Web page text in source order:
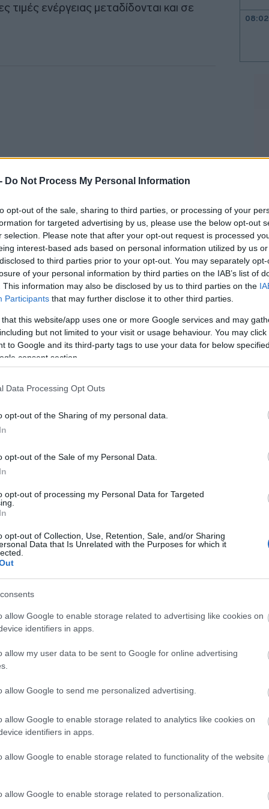
Do Not Process My Personal Information
opt-out of the sale, sharing to third parties, or processing of your
for targeted advertising by us, please use the below opt-out
selection. Please note that after your opt-out request is processed
interest-based ads based on personal information utilized by us
to third parties prior to your opt-out. You may separately
of your personal information by third parties on the IAB’s list of
This information may also be disclosed by us to third parties on the
Participants that may further disclose it to other third parties.
that this website/app uses one or more Google services and may
but not limited to your visit or usage behaviour. You may
to Google and its third-party tags to use your data for below
consent section.
Data Processing Opt Outs
opt-out of the Sharing of my personal data.
opt-out of the Sale of my Personal Data.
opt-out of processing my Personal Data for Targeted
opt-out of Collection, Use, Retention, Sale, and/or Sharing
Data that Is Unrelated with the Purposes for which it
allow Google to enable storage related to advertising like cookies on
identifiers in apps.
allow my user data to be sent to Google for online advertising
allow Google to send me personalized advertising.
allow Google to enable storage related to analytics like cookies on
identifiers in apps.
allow Google to enable storage related to functionality of the website
allow Google to enable storage related to personalization.
ενέργειας μεταδίδονται και σε
πληθωρισμό της Ευρωζώνηςη μόνη
να είναι ανοδική, αν και με σταδιακό
και ηαπουσία ουσιαστικής
στις υψηλότερες τιμές ενέργειας, σε
η μετακύλιση του αυξημένου
στην τελική κατανάλωση θα είναι
δεν έχουν ούτε τη δυνατότητα ούτε
υψηλότερες τιμές
περιβάλλον είναι πολύ διαφορετικό
επιθετικές αυξήσεις επιτοκίων,
η ΕΚΤ αναμένεται να προχωρήσει σε
κίνηση.Ο κίνδυνος να μην γίνει τίποτα
08:02
07:36
07:16
07:10
23:58